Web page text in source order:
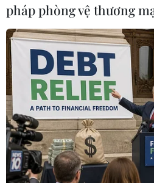
#Màu vẽ #Sao chép tranh
#Danh họa thế giới
#Kiệt tác
#Picasso
#Leonardo da Vinci
#Tin Thế giới
#Thời sự quốc tế
#Tin kinh tế
#Tin hot #Tin
#Vietnamplus
Trung Quốc
pháp phòng vệ thương